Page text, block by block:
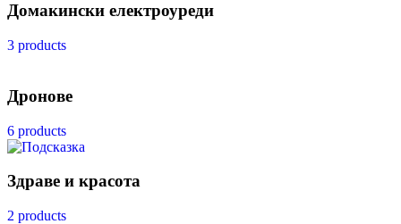
Домакински електроуреди
3 products
Дронове
6 products
Здраве и красота
2 products